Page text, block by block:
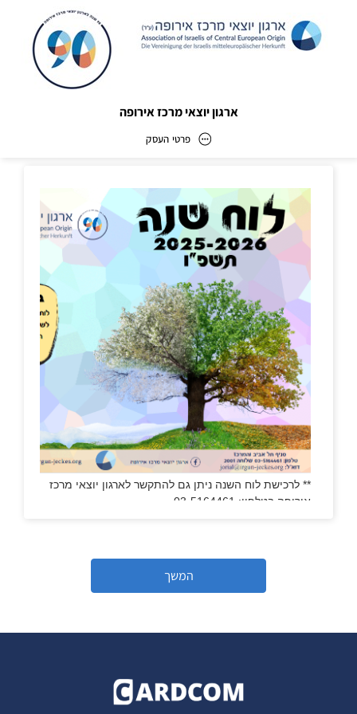
ארגון יוצאי מרכז אירופה
פרטי העסק
ארגון יוצאי מרכז אירופה
דוא״ל
david@irgun-jeckes.org